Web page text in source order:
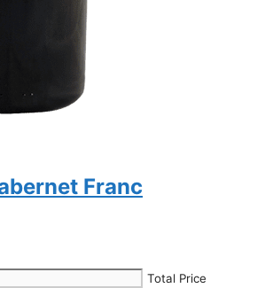
Franc
Total Price